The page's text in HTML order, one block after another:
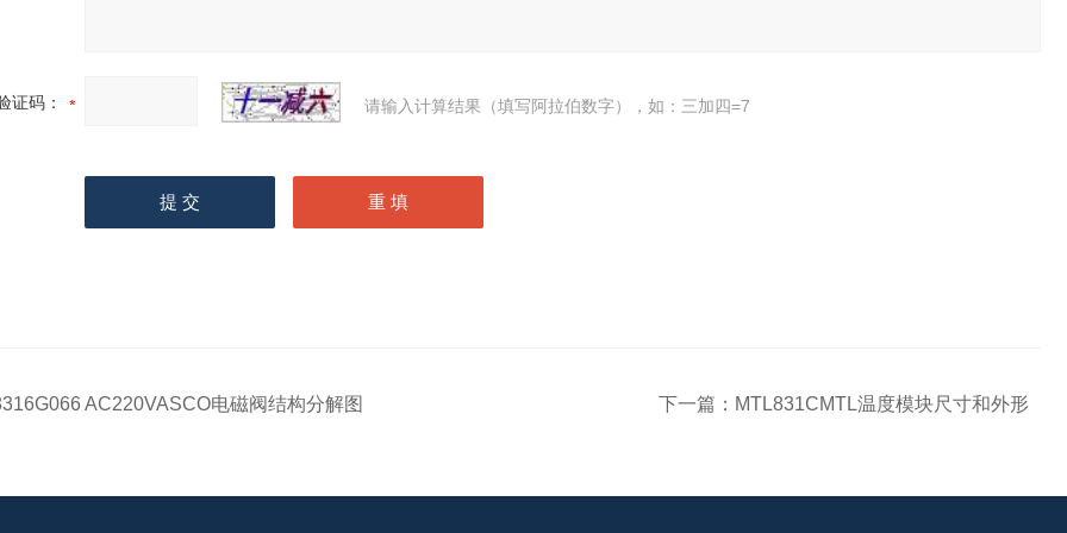
证码： 请输入计算结果（填写阿拉伯数字），如：三加四=7
AC220VASCO电磁阀结构分解图 下一篇： MTL831CMTL温度模块尺寸和外形